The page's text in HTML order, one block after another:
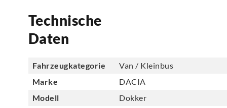
Technische
Daten
Fahrzeugkategorie
Van / Kleinbus
Marke
DACIA
Modell
Dokker